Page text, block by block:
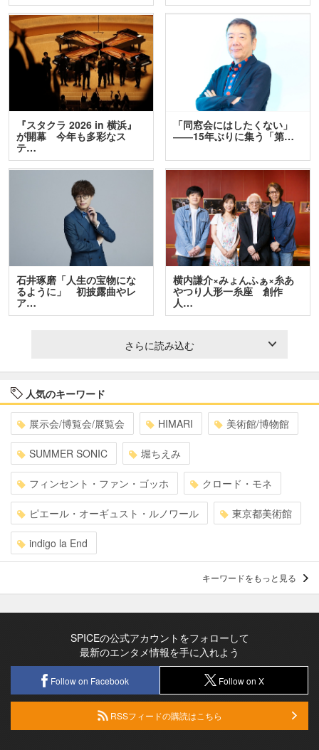
『スタクラ 2026 in 横浜』
が開幕 今年も多彩なス
テ…
「同窓会にはしたくない」
――15年ぶりに集う「第…
石井琢磨「人生の宝物にな
るように」 初披露曲やレ
ア…
横内謙介×みょんふぁ×糸あ
やつり人形一糸座 創作
人…
さらに読み込む
人気のキーワード
展示会/博覧会/展覧会 HIMARI 美術館/博物館
SUMMER SONIC 堀ちえみ
フィンセント・ファン・ゴッホ クロード・モネ
ピエール・オーギュスト・ルノワール 東京都美術館
indigo la End
キーワードをもっと見る
SPICEの公式アカウントをフォローして
最新のエンタメ情報を手に入れよう
Follow on Facebook Follow on X
RSSフィードの購読はこちら